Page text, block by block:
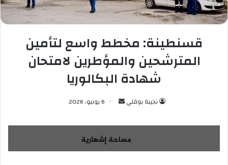
قسنطينة: مخطط واسع لتأمين
المترشحين والمؤطرين لامتحان
شهادة البكالوريا
نجيبة بوقلي
س
ل
ب
6 يونيو، 2026